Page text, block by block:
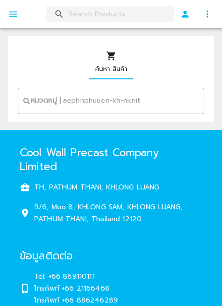
ค้นหา สินค้า
หมวดหมู่|
Cool Wall Precast Company
Limited
TH, PATHUM THANI, KHLONG LUANG
9/6, Moo 8, KHLONG SAM, KHLONG LUANG,
PATHUM THANI, Thailand 12120
ข้อมูลติดต่อ
Tel: +66 869110111
โทรศัพท์ +66 21166468
โทรศัพท์ +66 886246289